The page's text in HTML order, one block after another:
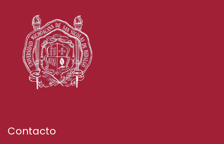
Contacto